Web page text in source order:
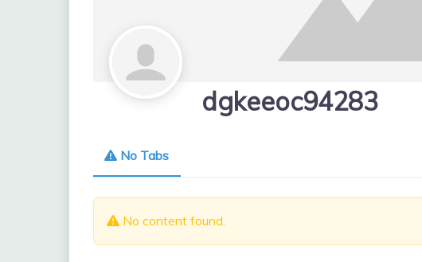
dgkeeoc94283
No Tabs
No content found.